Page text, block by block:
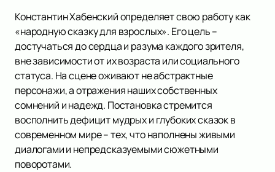
Константин Хабенский определяет свою работу как
«народную сказку для взрослых». Его цель –
достучаться до сердца и разума каждого зрителя,
вне зависимости от их возраста или социального
статуса. На сцене оживают не абстрактные
персонажи, а отражения наших собственных
сомнений и надежд. Постановка стремится
восполнить дефицит мудрых и глубоких сказок в
современном мире – тех, что наполнены живыми
диалогами и непредсказуемыми сюжетными
поворотами.